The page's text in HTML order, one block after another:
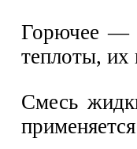
Горючее —
теплоты, их
Смесь